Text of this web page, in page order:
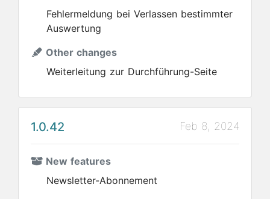
Fehlermeldung bei Verlassen bestimmter
Auswertung
Other changes
Weiterleitung zur Durchführung-Seite
1.0.42 Feb 8, 2024
New features
Newsletter-Abonnement